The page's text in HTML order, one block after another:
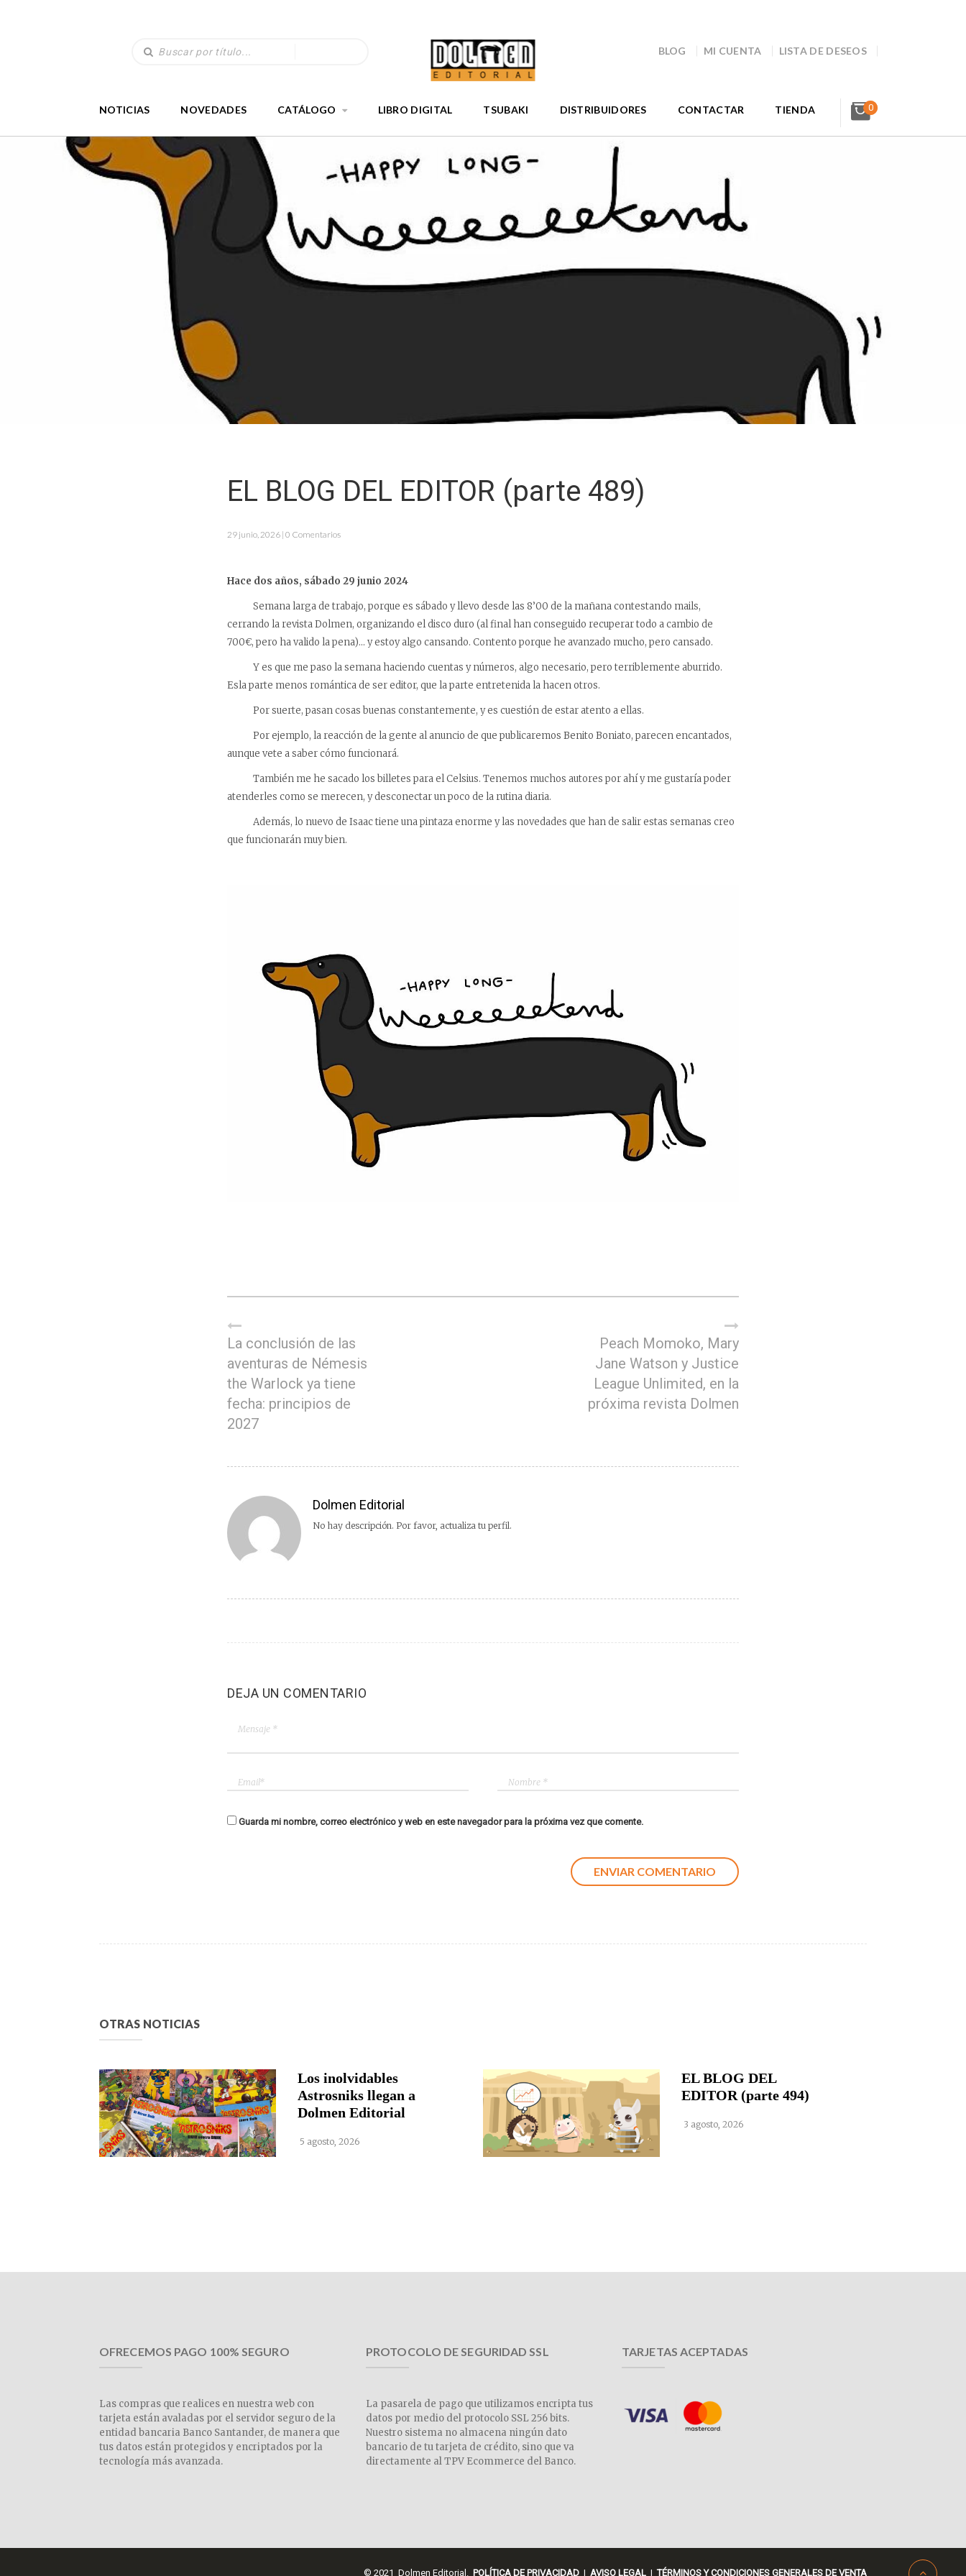
BLOG MI CUENTA LISTA DE DESEOS
NOTICIAS NOVEDADES CATÁLOGO LIBRO DIGITAL TSUBAKI DISTRIBUIDORES CONTACTAR TIENDA 0
EL BLOG DEL EDITOR (parte 489)
29 junio, 2026 | 0 Comentarios
Hace dos años, sábado 29 junio 2024
Semana larga de trabajo, porque es sábado y llevo desde las 8’00 de la mañana contestando mails,
cerrando la revista Dolmen, organizando el disco duro (al final han conseguido recuperar todo a cambio de
700€, pero ha valido la pena)… y estoy algo cansando. Contento porque he avanzado mucho, pero cansado.
Y es que me paso la semana haciendo cuentas y números, algo necesario, pero terriblemente aburrido.
Esla parte menos romántica de ser editor, que la parte entretenida la hacen otros.
Por suerte, pasan cosas buenas constantemente, y es cuestión de estar atento a ellas.
Por ejemplo, la reacción de la gente al anuncio de que publicaremos Benito Boniato, parecen encantados,
aunque vete a saber cómo funcionará.
También me he sacado los billetes para el Celsius. Tenemos muchos autores por ahí y me gustaría poder
atenderles como se merecen, y desconectar un poco de la rutina diaria.
Además, lo nuevo de Isaac tiene una pintaza enorme y las novedades que han de salir estas semanas creo
que funcionarán muy bien.
La conclusión de las
aventuras de Némesis
the Warlock ya tiene
fecha: principios de
2027
Peach Momoko, Mary
Jane Watson y Justice
League Unlimited, en la
próxima revista Dolmen
Dolmen Editorial
No hay descripción. Por favor, actualiza tu perfil.
DEJA UN COMENTARIO
Guarda mi nombre, correo electrónico y web en este navegador para la próxima vez que comente.
OTRAS NOTICIAS
Los inolvidables
Astrosniks llegan a
Dolmen Editorial
5 agosto, 2026
EL BLOG DEL
EDITOR (parte 494)
3 agosto, 2026
OFRECEMOS PAGO 100% SEGURO
Las compras que realices en nuestra web con
tarjeta están avaladas por el servidor seguro de la
entidad bancaria Banco Santander, de manera que
tus datos están protegidos y encriptados por la
tecnología más avanzada.
PROTOCOLO DE SEGURIDAD SSL
La pasarela de pago que utilizamos encripta tus
datos por medio del protocolo SSL 256 bits.
Nuestro sistema no almacena ningún dato
bancario de tu tarjeta de crédito, sino que va
directamente al TPV Ecommerce del Banco.
TARJETAS ACEPTADAS
© 2021 Dolmen Editorial. POLÍTICA DE PRIVACIDAD | AVISO LEGAL |TÉRMINOS Y CONDICIONES GENERALES DE VENTA